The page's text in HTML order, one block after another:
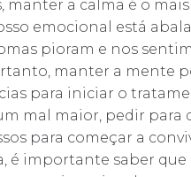
manter a calma é o
emocional está
pioram e nos
manter a mente
para iniciar o
mal maior, pedir para
para começar a
é importante saber que